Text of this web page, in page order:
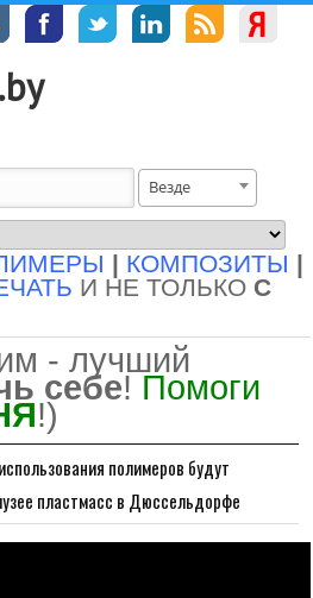
Везде
| КОМПОЗИТЫ |
И НЕ ТОЛЬКО С
- лучший
себе! Помоги
!)
полимеров будут
пластмасс в Дюссельдорфе